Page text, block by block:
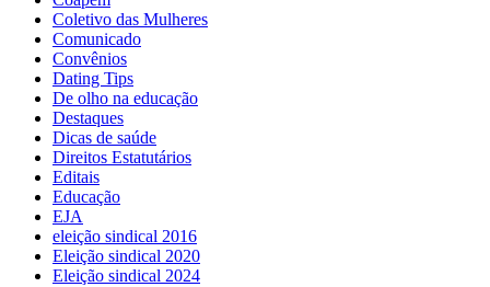
Coletivo das Mulheres
Comunicado
Convênios
Dating Tips
De olho na educação
Destaques
Dicas de saúde
Direitos Estatutários
Editais
Educação
EJA
eleição sindical 2016
Eleição sindical 2020
Eleição sindical 2024